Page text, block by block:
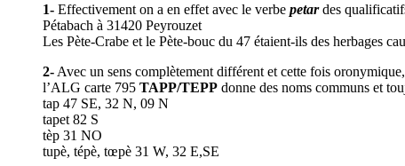
1- Effectivement on a en effet avec le verbe petardes
Pétabach à 31420 Peyrouzet
Les Pète-Crabe et le Pète-bouc du 47 étaient-ils des herbages
2- Avec un sens complètement différent et cette fois oronymique,
l’ALG carte 795 TAPP/TEPP donne des noms communs et
tap 47 SE, 32 N, 09 N
tapet 82 S
tèp 31 NO
tupè, tépè, tœpè 31 W, 32 E,SE